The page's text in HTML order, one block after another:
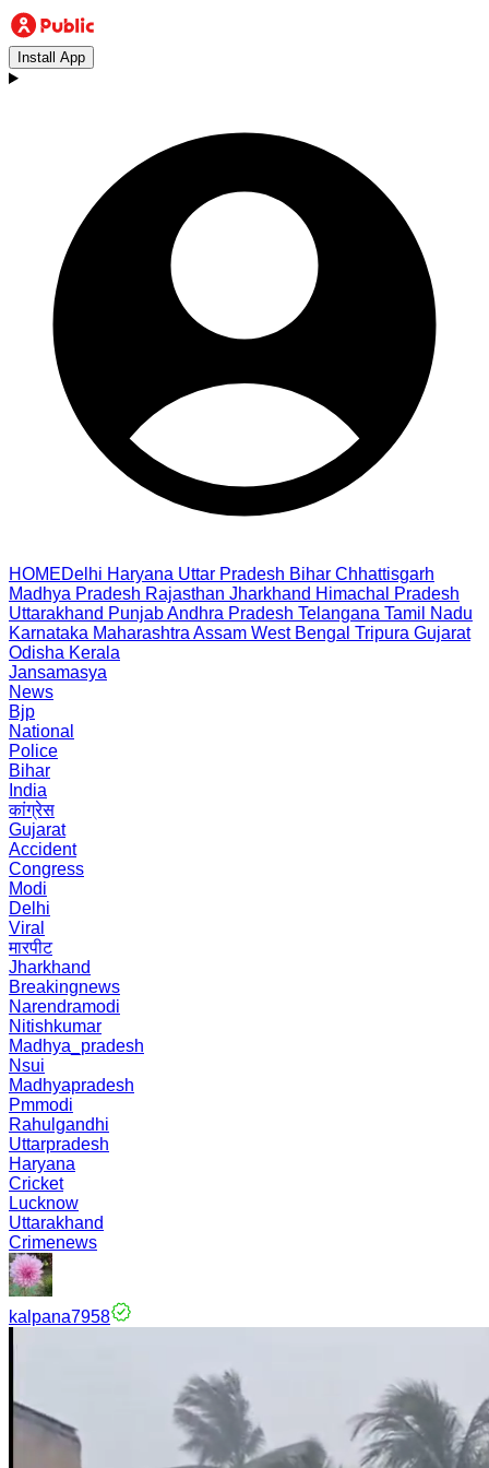
Install App
HOMEDelhi Haryana Uttar Pradesh Bihar Chhattisgarh
Madhya Pradesh Rajasthan Jharkhand Himachal Pradesh
Uttarakhand PunjabAndhra Pradesh Telangana Tamil Nadu
Karnataka Maharashtra Assam West Bengal Tripura Gujarat
Odisha Kerala
Jansamasya
News
Bjp
National
Police
Bihar
India
कांग्रेस
Gujarat
Accident
Congress
Modi
Delhi
Viral
मारपीट
Jharkhand
Breakingnews
Narendramodi
Nitishkumar
Madhya_pradesh
Nsui
Madhyapradesh
Pmmodi
Rahulgandhi
Uttarpradesh
Haryana
Cricket
Lucknow
Uttarakhand
Crimenews
kalpana7958